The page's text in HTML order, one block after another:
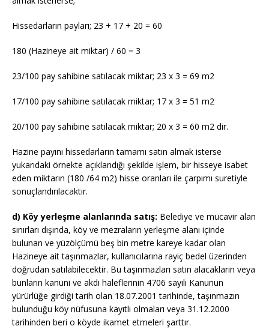
Hissedarların payları; 23 + 17 + 20 = 60
180 (Hazineye ait miktar) / 60 = 3
23/100 pay sahibine satılacak miktar; 23 x 3 = 69 m2
17/100 pay sahibine satılacak miktar; 17 x 3 = 51 m2
20/100 pay sahibine satılacak miktar; 20 x 3 = 60 m2 dir.
Hazine payını hissedarların tamamı satın almak isterse
yukarıdaki örnekte açıklandığı şekilde işlem, bir hisseye isabet
eden miktarın (180 /64 m2) hisse oranları ile çarpımı suretiyle
sonuçlandırılacaktır.
d) Köy yerleşme alanlarında satış: Belediye ve mücavir alan
sınırları dışında, köy ve mezraların yerleşme alanı içinde
bulunan ve yüzölçümü beş bin metre kareye kadar olan
Hazineye ait taşınmazlar, kullanıcılarına rayiç bedel üzerinden
doğrudan satılabilecektir. Bu taşınmazları satın alacakların veya
bunların kanuni ve akdi haleflerinin 4706 sayılı Kanunun
yürürlüğe girdiği tarih olan 18.07.2001 tarihinde, taşınmazın
bulunduğu köy nüfusuna kayıtlı olmaları veya 31.12.2000
tarihinden beri o köyde ikamet etmeleri şarttır.